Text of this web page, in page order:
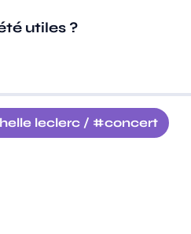
utiles ?
leclerc / concert